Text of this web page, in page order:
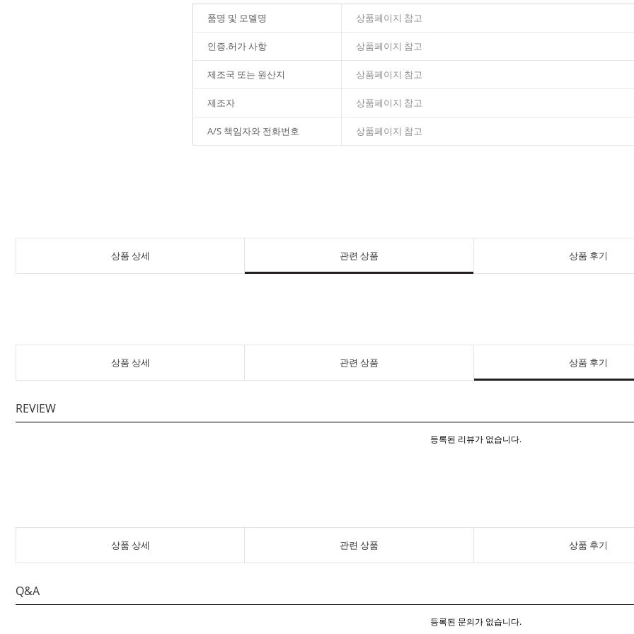
품명 및 모델명 상품페이지 참고
인증.허가 사항 상품페이지 참고
제조국 또는 원산지 상품페이지 참고
제조자 상품페이지 참고
A/S 책임자와 전화번호 상품페이지 참고
상품 상세 관련 상품 상품 후기
상품 상세 관련 상품 상품 후기
REVIEW
등록된 리뷰가 없습니다.
상품 상세 관련 상품 상품 후기
Q&A
등록된 문의가 없습니다.